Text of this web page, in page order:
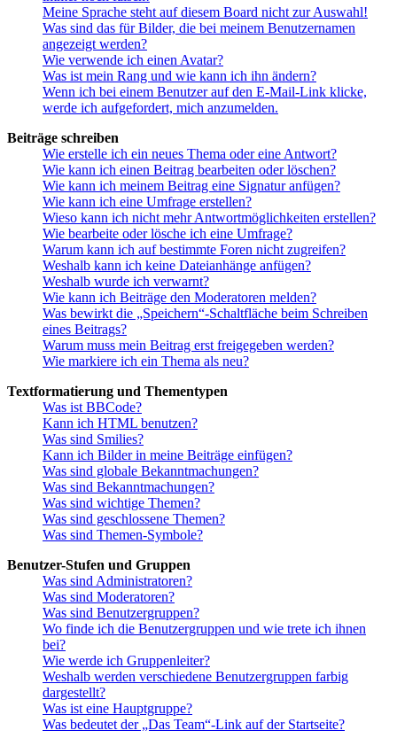
Meine Sprache steht auf diesem Board nicht zur Auswahl!
Was sind das für Bilder, die bei meinem Benutzernamen
angezeigt werden?
Wie verwende ich einen Avatar?
Was ist mein Rang und wie kann ich ihn ändern?
Wenn ich bei einem Benutzer auf den E-Mail-Link klicke,
werde ich aufgefordert, mich anzumelden.
Beiträge schreiben
Wie erstelle ich ein neues Thema oder eine Antwort?
Wie kann ich einen Beitrag bearbeiten oder löschen?
Wie kann ich meinem Beitrag eine Signatur anfügen?
Wie kann ich eine Umfrage erstellen?
Wieso kann ich nicht mehr Antwortmöglichkeiten erstellen?
Wie bearbeite oder lösche ich eine Umfrage?
Warum kann ich auf bestimmte Foren nicht zugreifen?
Weshalb kann ich keine Dateianhänge anfügen?
Weshalb wurde ich verwarnt?
Wie kann ich Beiträge den Moderatoren melden?
Was bewirkt die „Speichern“-Schaltfläche beim Schreiben
eines Beitrags?
Warum muss mein Beitrag erst freigegeben werden?
Wie markiere ich ein Thema als neu?
Textformatierung und Thementypen
Was ist BBCode?
Kann ich HTML benutzen?
Was sind Smilies?
Kann ich Bilder in meine Beiträge einfügen?
Was sind globale Bekanntmachungen?
Was sind Bekanntmachungen?
Was sind wichtige Themen?
Was sind geschlossene Themen?
Was sind Themen-Symbole?
Benutzer-Stufen und Gruppen
Was sind Administratoren?
Was sind Moderatoren?
Was sind Benutzergruppen?
Wo finde ich die Benutzergruppen und wie trete ich ihnen
bei?
Wie werde ich Gruppenleiter?
Weshalb werden verschiedene Benutzergruppen farbig
dargestellt?
Was ist eine Hauptgruppe?
Was bedeutet der „Das Team“-Link auf der Startseite?